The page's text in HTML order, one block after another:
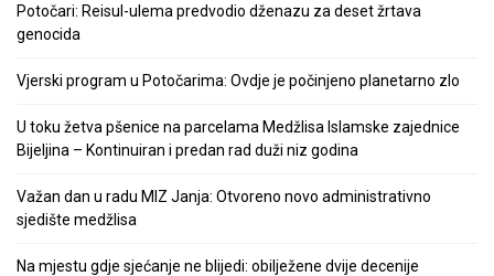
Potočari: Reisul-ulema predvodio dženazu za deset žrtava
genocida
Vjerski program u Potočarima: Ovdje je počinjeno planetarno zlo
U toku žetva pšenice na parcelama Medžlisa Islamske zajednice
Bijeljina – Kontinuiran i predan rad duži niz godina
Važan dan u radu MIZ Janja: Otvoreno novo administrativno
sjedište medžlisa
Na mjestu gdje sjećanje ne blijedi: obilježene dvije decenije